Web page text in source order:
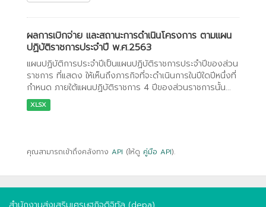
ผลการเบิกจ่าย และสถานะการดำเนินโครงการ ตามแผน
ปฏิบัติราชการประจำปี พ.ศ.2563
แผนปฏิบัติการประจําปีเป็นแผนปฏิบัติราชการประจําปีของส่วน
ราชการ ที่แสดง ให้เห็นถึงภารกิจที่จะดําเนินการในปีใดปีหนึ่งที่
กําหนด ภายใต้แผนปฏิบัติราชการ 4 ปีของส่วนราชการนั้น...
XLSX
คุณสามารถเข้าถึงคลังทาง API (ให้ดู คู่มือ API).